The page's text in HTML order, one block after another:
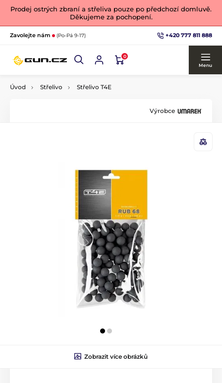
Prodej ostrých zbraní a střeliva pouze po předchozí domluvě.
Děkujeme za pochopení.
Zavolejte nám (Po-Pá 9-17) +420 777 811 888
0
Menu
Úvod Střelivo Střelivo T4E
Výrobce
Zobrazit více obrázků